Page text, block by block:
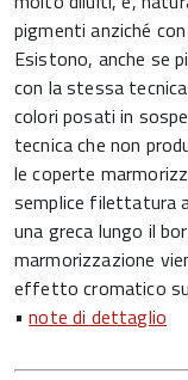
pigmenti anziché con
Esistono, anche se
con la stessa
colori posati in
tecnica che non
le coperte
semplice filettatura
una greca lungo il
marmorizzazione
effetto cromatico
•note di dettaglio